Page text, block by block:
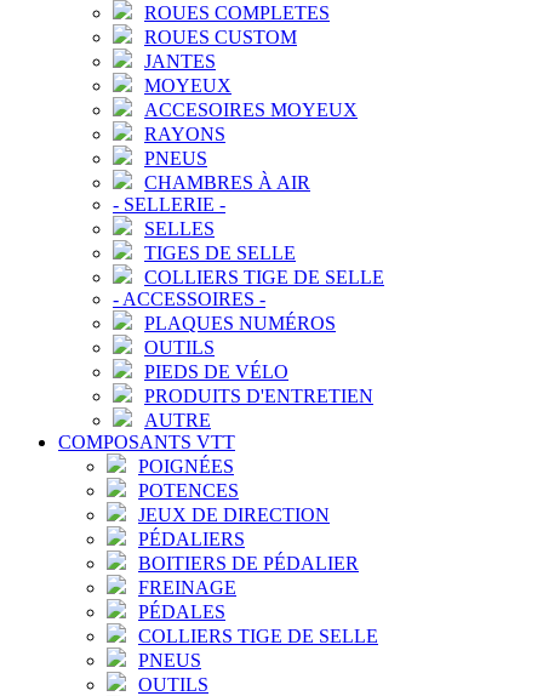
ROUES COMPLETES
ROUES CUSTOM
JANTES
MOYEUX
ACCESOIRES MOYEUX
RAYONS
PNEUS
CHAMBRES À AIR
- SELLERIE -
SELLES
TIGES DE SELLE
COLLIERS TIGE DE SELLE
- ACCESSOIRES -
PLAQUES NUMÉROS
OUTILS
PIEDS DE VÉLO
PRODUITS D'ENTRETIEN
AUTRE
COMPOSANTS VTT
POIGNÉES
POTENCES
JEUX DE DIRECTION
PÉDALIERS
BOITIERS DE PÉDALIER
FREINAGE
PÉDALES
COLLIERS TIGE DE SELLE
PNEUS
OUTILS